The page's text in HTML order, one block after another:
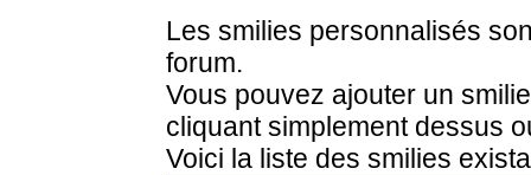
Les smilies personnalisés
forum.
Vous pouvez ajouter un
cliquant simplement dessus
Voici la liste des smilies